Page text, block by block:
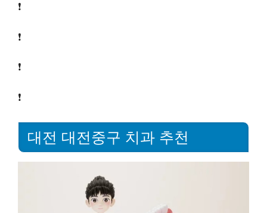
❗
❗
❗
❗
대전 대전중구 치과 추천